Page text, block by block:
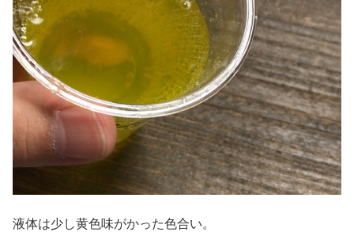
液体は少し黄色味がかった色合い。